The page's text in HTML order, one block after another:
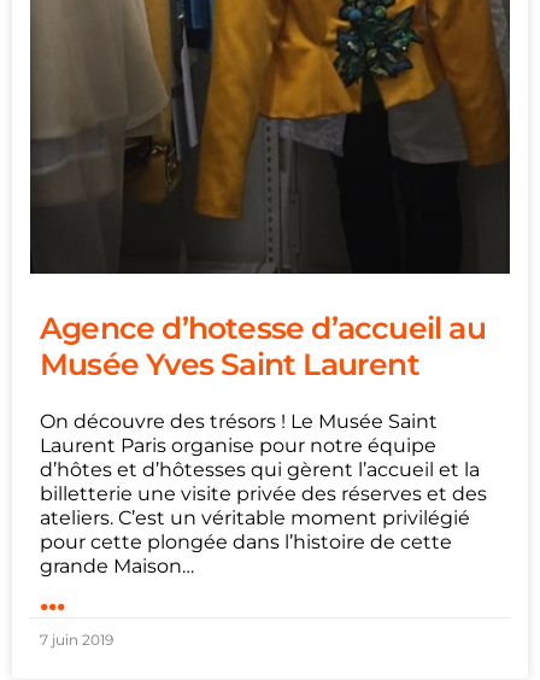
Agence d’hotesse d’accueil au
Musée Yves Saint Laurent
On découvre des trésors ! Le Musée Saint
Laurent Paris organise pour notre équipe
d’hôtes et d’hôtesses qui gèrent l’accueil et la
billetterie une visite privée des réserves et des
ateliers. C’est un véritable moment privilégié
pour cette plongée dans l’histoire de cette
grande Maison…
...
7 juin 2019